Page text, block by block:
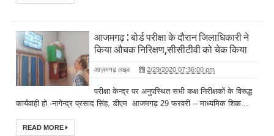
आजमगढ़ : बोर्ड परीक्षा के दौरान जिलाधिकारी ने
किया औचक निरिक्षण,सीसीटीवी को चेक किया
आज़मगढ़ लाइव 2/29/2020 07:36:00 pm
परीक्षा केन्द्र पर अनुपस्थित सभी कक्ष निरीक्षकों के विरूद्ध
कार्यवाही हो -नागेन्द्र प्रसाद सिंह, डीएम आजमगढ़ 29 फरवरी -- माध्यमिक शिक...
READ MORE